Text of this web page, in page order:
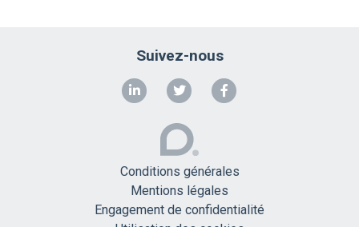
Suivez-nous
Conditions générales
Mentions légales
Engagement de confidentialité